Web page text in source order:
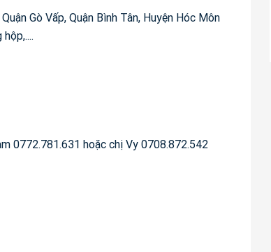
Gò Vấp, Quận Bình Tân, Huyện Hóc Môn
0772.781.631 hoặc chị Vy 0708.872.542